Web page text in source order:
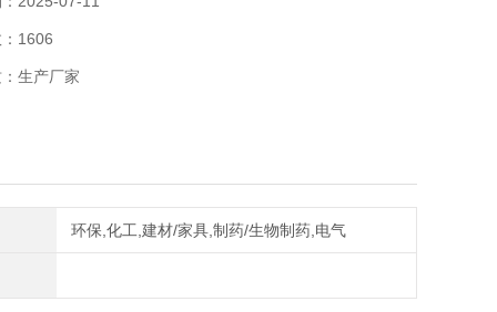
1606
生产厂家
环保,化工,建材/家具,制药/生物制药,电气